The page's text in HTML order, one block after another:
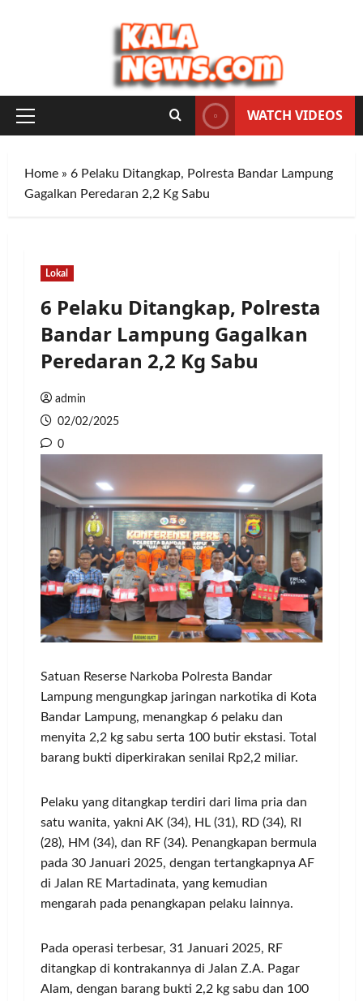
Primary
WATCH VIDEOS
Home » 6 Pelaku Ditangkap, Polresta Bandar Lampung
Gagalkan Peredaran 2,2 Kg Sabu
Lokal
6 Pelaku Ditangkap, Polresta
Bandar Lampung Gagalkan
Peredaran 2,2 Kg Sabu
admin
02/02/2025
0
Satuan Reserse Narkoba Polresta Bandar
Lampung mengungkap jaringan narkotika di Kota
Bandar Lampung, menangkap 6 pelaku dan
menyita 2,2 kg sabu serta 100 butir ekstasi. Total
barang bukti diperkirakan senilai Rp2,2 miliar.
Pelaku yang ditangkap terdiri dari lima pria dan
satu wanita, yakni AK (34), HL (31), RD (34), RI
(28), HM (34), dan RF (34). Penangkapan bermula
pada 30 Januari 2025, dengan tertangkapnya AF
di Jalan RE Martadinata, yang kemudian
mengarah pada penangkapan pelaku lainnya.
Pada operasi terbesar, 31 Januari 2025, RF
ditangkap di kontrakannya di Jalan Z.A. Pagar
Alam, dengan barang bukti 2,2 kg sabu dan 100